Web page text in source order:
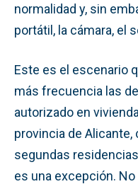
normalidad y, sin
portátil, la cámara, el
Este es el escenario
más frecuencia las
autorizado en
provincia de
segundas
es una excepción.